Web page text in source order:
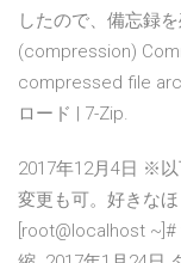
したので、備忘録
(compression)
compressed file
ロード | 7-Zip.
2017年12月4日 ※
変更も可。好きな
[root@localhost